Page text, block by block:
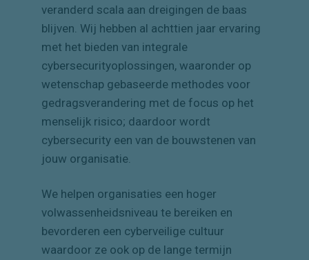
veranderd scala aan dreigingen de baas
blijven. Wij hebben al achttien jaar ervaring
met het bieden van integrale
cybersecurityoplossingen, waaronder op
wetenschap gebaseerde methodes voor
gedragsverandering met de focus op het
menselijk risico; daardoor wordt
cybersecurity een van de bouwstenen van
jouw organisatie.
We helpen organisaties een hoger
volwassenheidsniveau te bereiken en
bevorderen een cyberveilige cultuur
waardoor ze ook op de lange termijn